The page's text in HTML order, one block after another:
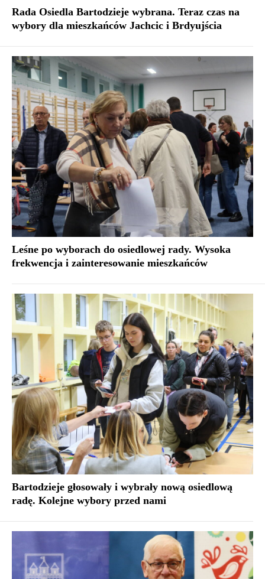
Rada Osiedla Bartodzieje wybrana. Teraz czas na
wybory dla mieszkańców Jachcic i Brdyujścia
Leśne po wyborach do osiedlowej rady. Wysoka
frekwencja i zainteresowanie mieszkańców
Bartodzieje głosowały i wybrały nową osiedlową
radę. Kolejne wybory przed nami